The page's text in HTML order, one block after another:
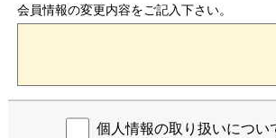
会員情報の変更内容をご記入下さい。
個人情報の取り扱いについ